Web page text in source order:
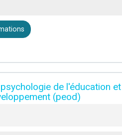
de l'éducation
(peod)